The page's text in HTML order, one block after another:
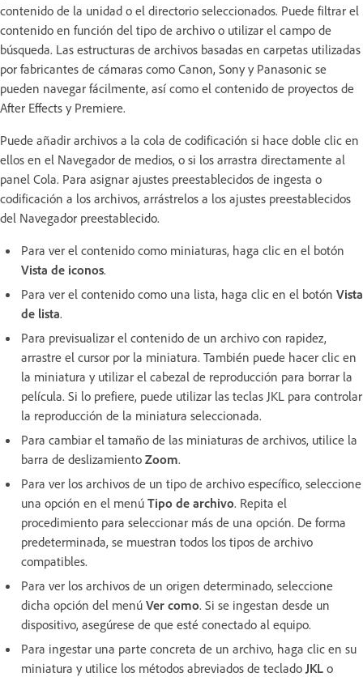
contenido de la unidad o el directorio seleccionados. Puede filtrar el
contenido en función del tipo de archivo o utilizar el campo de
búsqueda. Las estructuras de archivos basadas en carpetas utilizadas
por fabricantes de cámaras como Canon, Sony y Panasonic se
pueden navegar fácilmente, así como el contenido de proyectos de
After Effects y Premiere.
Puede añadir archivos a la cola de codificación si hace doble clic en
ellos en el Navegador de medios, o si los arrastra directamente al
panel Cola. Para asignar ajustes preestablecidos de ingesta o
codificación a los archivos, arrástrelos a los ajustes preestablecidos
del Navegador preestablecido.
Para ver el contenido como miniaturas, haga clic en el botón
Vista de iconos.
Para ver el contenido como una lista, haga clic en el botón Vista
de lista.
Para previsualizar el contenido de un archivo con rapidez,
arrastre el cursor por la miniatura. También puede hacer clic en
la miniatura y utilizar el cabezal de reproducción para borrar la
película. Si lo prefiere, puede utilizar las teclas JKL para controlar
la reproducción de la miniatura seleccionada.
Para cambiar el tamaño de las miniaturas de archivos, utilice la
barra de deslizamiento Zoom.
Para ver los archivos de un tipo de archivo específico, seleccione
una opción en el menú Tipo de archivo. Repita el
procedimiento para seleccionar más de una opción. De forma
predeterminada, se muestran todos los tipos de archivo
compatibles.
Para ver los archivos de un origen determinado, seleccione
dicha opción del menú Ver como. Si se ingestan desde un
dispositivo, asegúrese de que esté conectado al equipo.
Para ingestar una parte concreta de un archivo, haga clic en su
miniatura y utilice los métodos abreviados de teclado JKL o